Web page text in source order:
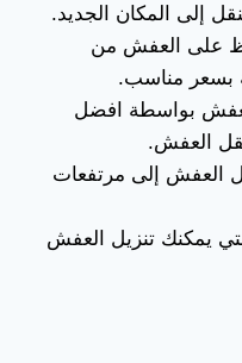
إلى المكان الجديد.
على العفش من
بسعر مناسب.
بواسطة افضل
العفش.
العفش إلى مرتفعات
يمكنك تنزيل العفش